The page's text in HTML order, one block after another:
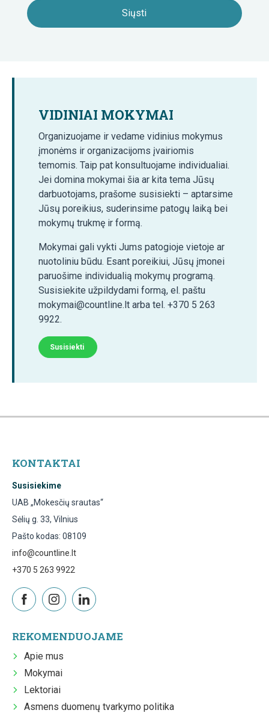
VIDINIAI MOKYMAI
Organizuojame ir vedame vidinius mokymus
įmonėms ir organizacijoms įvairiomis
temomis. Taip pat konsultuojame individualiai.
Jei domina mokymai šia ar kita tema Jūsų
darbuotojams, prašome susisiekti – aptarsime
Jūsų poreikius, suderinsime patogų laiką bei
mokymų trukmę ir formą.
Mokymai gali vykti Jums patogioje vietoje ar
nuotoliniu būdu. Esant poreikiui, Jūsų įmonei
paruošime individualią mokymų programą.
Susisiekite užpildydami formą, el. paštu
mokymai@countline.lt arba tel. +370 5 263
9922.
Susisiekti
KONTAKTAI
Susisiekime
UAB „Mokesčių srautas“
Sėlių g. 33, Vilnius
Pašto kodas: 08109
info@countline.lt
+370 5 263 9922
REKOMENDUOJAME
Apie mus
Mokymai
Lektoriai
Asmens duomenų tvarkymo politika